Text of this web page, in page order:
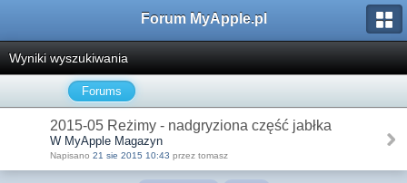
Forum MyApple.pl
Wyniki wyszukiwania
Forums
2015-05 Reżimy - nadgryziona część jabłka
W MyApple Magazyn
Napisano 21 sie 2015 10:43 przez tomasz